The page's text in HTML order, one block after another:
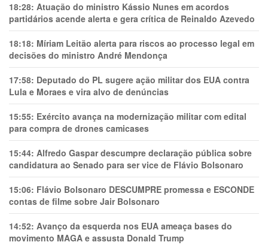
18:28: Atuação do ministro Kássio Nunes em acordos
partidários acende alerta e gera crítica de Reinaldo Azevedo
18:18: Míriam Leitão alerta para riscos ao processo legal em
decisões do ministro André Mendonça
17:58: Deputado do PL sugere ação militar dos EUA contra
Lula e Moraes e vira alvo de denúncias
15:55: Exército avança na modernização militar com edital
para compra de drones camicases
15:44: Alfredo Gaspar descumpre declaração pública sobre
candidatura ao Senado para ser vice de Flávio Bolsonaro
15:06: Flávio Bolsonaro DESCUMPRE promessa e ESCONDE
contas de filme sobre Jair Bolsonaro
14:52: Avanço da esquerda nos EUA ameaça bases do
movimento MAGA e assusta Donald Trump